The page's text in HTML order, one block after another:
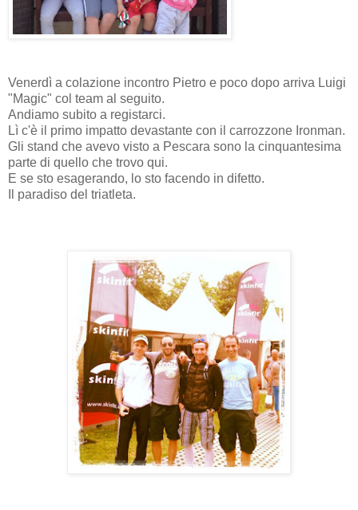
Venerdì a colazione incontro Pietro e poco dopo arriva Luigi
"Magic" col team al seguito.
Andiamo subito a registarci.
Lì c'è il primo impatto devastante con il carrozzone Ironman.
Gli stand che avevo visto a Pescara sono la cinquantesima
parte di quello che trovo qui.
E se sto esagerando, lo sto facendo in difetto.
Il paradiso del triatleta.